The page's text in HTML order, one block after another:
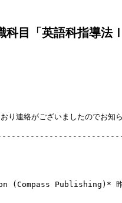
科目「英語科指導
り連絡がございましたのでお知ら
Publishing)* 昨年